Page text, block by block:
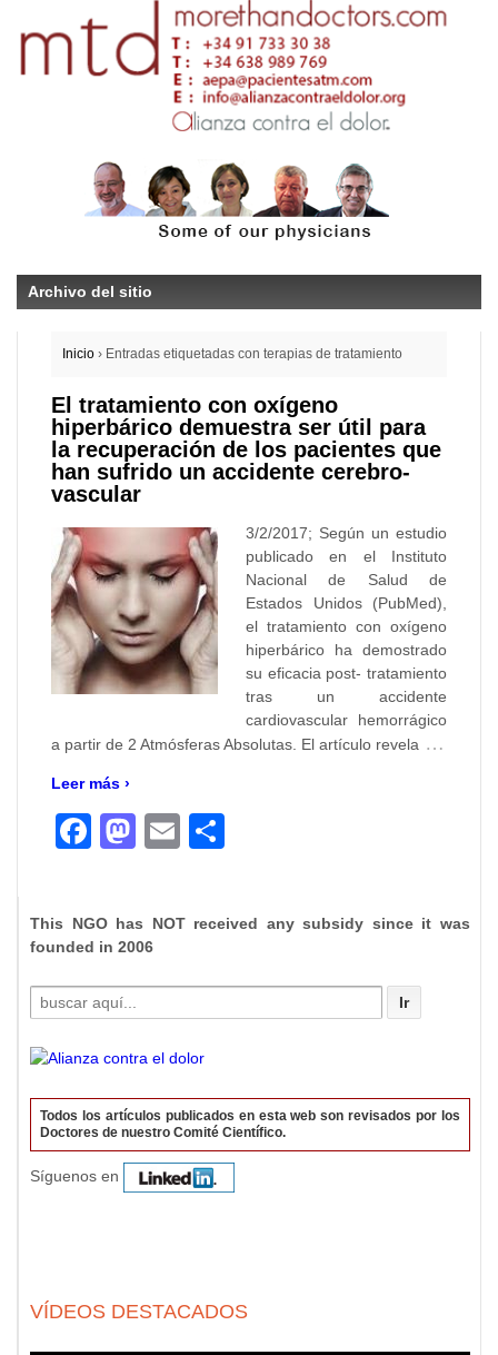
Archivo del sitio
Inicio › Entradas etiquetadas con terapias de tratamiento
El tratamiento con oxígeno
hiperbárico demuestra ser útil para
la recuperación de los pacientes que
han sufrido un accidente cerebro-
vascular
3/2/2017; Según un estudio
publicado en el Instituto
Nacional de Salud de
Estados Unidos (PubMed),
el tratamiento con oxígeno
hiperbárico ha demostrado
su eficacia post- tratamiento
tras un accidente
cardiovascular hemorrágico
a partir de 2 Atmósferas Absolutas. El artículo revela …
Leer más ›
Facebook
Mastodon
Email
This NGO has NOT received any subsidy since it was
founded in 2006
Buscar
por:
Todos los artículos publicados en esta web son revisados por los
Doctores de nuestro Comité Científico.
Síguenos en
VÍDEOS DESTACADOS